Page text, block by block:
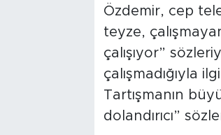
Özdemir, cep
teyze,
çalışıyor”
çalışmadığıyla
Tartışmanın
dolandırıcı”